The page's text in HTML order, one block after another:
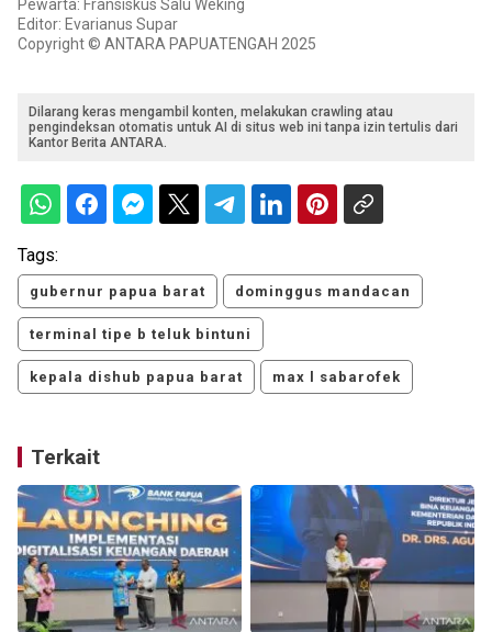
Pewarta: Fransiskus Salu Weking
Editor: Evarianus Supar
Copyright © ANTARA PAPUATENGAH 2025
Dilarang keras mengambil konten, melakukan crawling atau
pengindeksan otomatis untuk AI di situs web ini tanpa izin tertulis dari
Kantor Berita ANTARA.
Tags:
gubernur papua barat dominggus mandacan
terminal tipe b teluk bintuni
kepala dishub papua barat max l sabarofek
Terkait